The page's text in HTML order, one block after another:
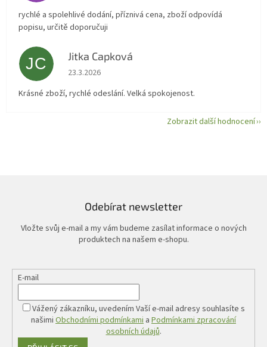
rychlé a spolehlivé dodání, příznivá cena, zboží odpovídá
popisu, určitě doporučuji
JC Jitka Capková
Hodnocení obchodu je 5 z 5 hvězdiček.
23.3.2026
Krásné zboží, rychlé odeslání. Velká spokojenost.
Zobrazit další hodnocení
Odebírat newsletter
Vložte svůj e-mail a my vám budeme zasílat informace o nových
produktech na našem e-shopu.
E-mail
Vážený zákazníku, uvedením Vaší e-mail adresy souhlasíte s
našimi Obchodními podmínkami a Podmínkami zpracování
osobních údajů.